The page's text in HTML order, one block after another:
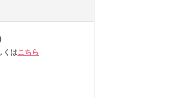
くはこちら